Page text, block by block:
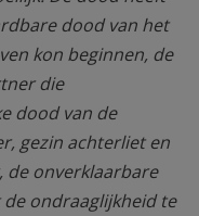
dood van het
kon beginnen, de
die
dood van de
gezin achterliet en
de onverklaarbare
ondraaglijkheid te